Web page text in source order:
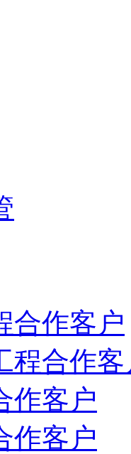
合作客户
程合作客
作客户
作客户